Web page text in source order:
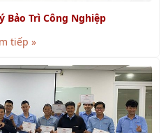
Bảo Trì Công Nghiệp
tiếp »